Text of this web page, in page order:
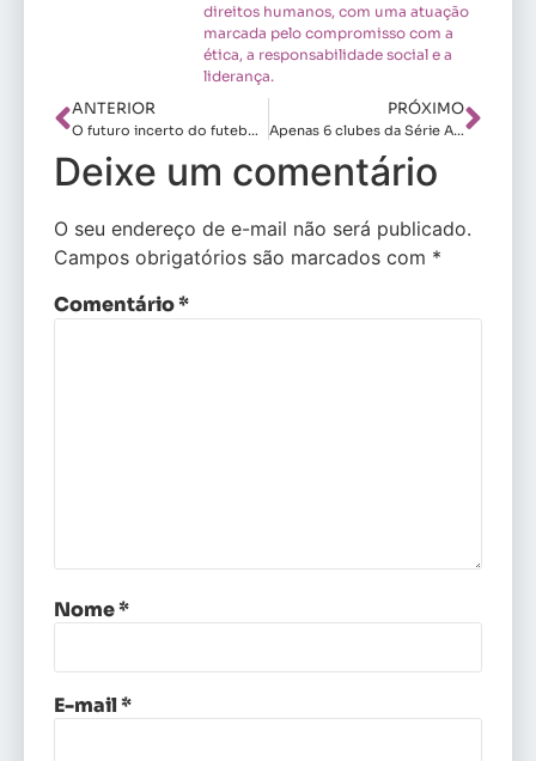
direitos humanos, com uma atuação
marcada pelo compromisso com a
ética, a responsabilidade social e a
liderança.
ANTERIOR
O futuro incerto do futebol feminino do Flamengo
PRÓXIMO
Apenas 6 clubes da Série A mantêm as três categorias de base do futebol feminino
Deixe um comentário
O seu endereço de e-mail não será publicado.
Campos obrigatórios são marcados com *
Comentário*
Nome*
E-mail*